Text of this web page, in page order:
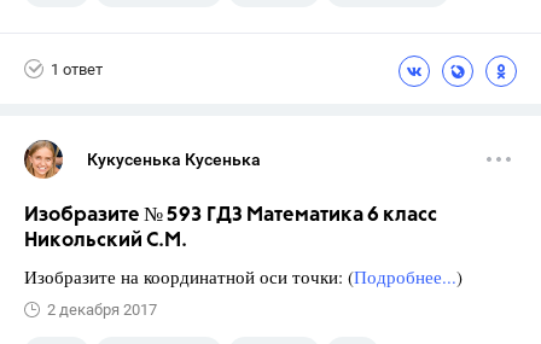
1 ответ
Кукусенька Кусенька
Изобразите № 593 ГДЗ Математика 6 класс
Никольский С.М.
Изобразите на координатной оси точки: (Подробнее...)
2 декабря 2017